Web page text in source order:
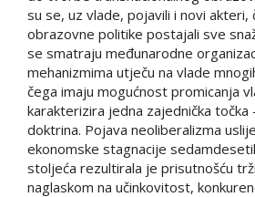
su se, uz vlade, pojavili i novi akteri,
obrazovne politike postajali sve
se smatraju međunarodne
mehanizmima utječu na vlade
čega imaju mogućnost promicanja
karakterizira jedna zajednička točka
doktrina. Pojava neoliberalizma
ekonomske stagnacije
stoljeća rezultirala je prisutnošću
naglaskom na učinkovitost,